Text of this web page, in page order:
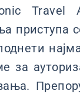
Travel
приступа
за